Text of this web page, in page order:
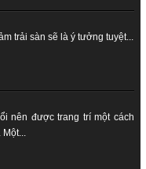
trải sàn sẽ là ý tưởng tuyệt...
nên được trang trí một cách
Một...